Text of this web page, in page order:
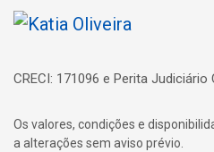
Página inicial
CRECI: 171096 e Perita Judiciário
Os valores, condições e
a alterações sem aviso prévio.